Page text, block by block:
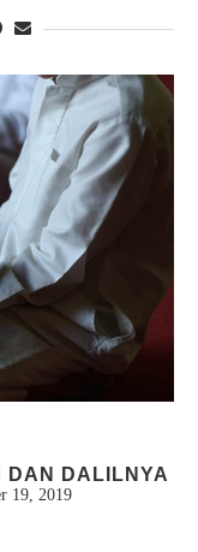
DAN DALILNYA
19, 2019